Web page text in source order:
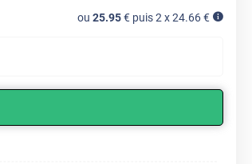
ou 25.95€ puis 2 x24.66€